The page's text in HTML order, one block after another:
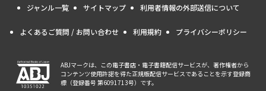
ジャンル一覧 サイトマップ 利用者情報の外部送信について
よくあるご質問 / お問い合わせ 利用規約 プライバシーポリシー
ABJマークは、この電子書店・電子書籍配信サービスが、著作権者から
コンテンツ使用許諾を得た正規版配信サービスであることを示す登録商
標（登録番号 第6091713号）です。